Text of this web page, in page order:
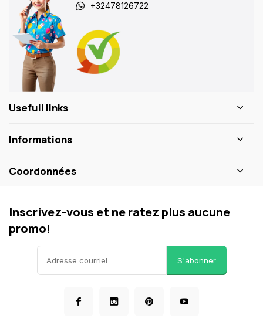
+32478126722
Usefull links
Informations
Coordonnées
Inscrivez-vous et ne ratez plus aucune
promo!
S'abonner